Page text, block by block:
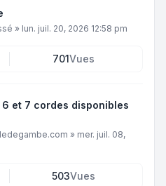
» lun. juil. 20, 2026 12:58 pm
701Vues
et 7 cordes disponibles
» mer. juil. 08,
503Vues